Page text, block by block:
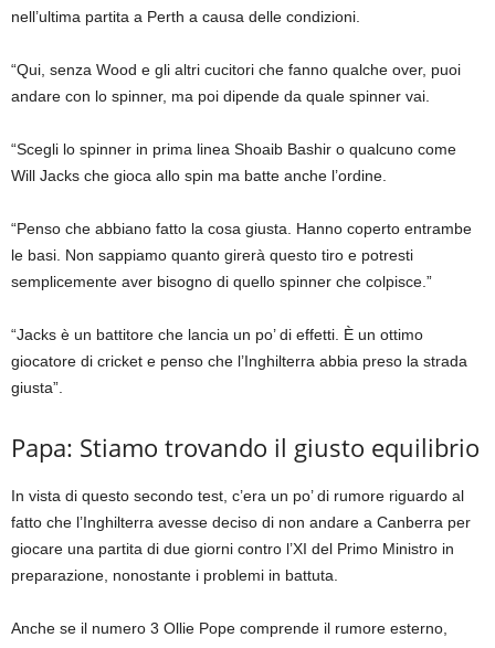
nell’ultima partita a Perth a causa delle condizioni.
“Qui, senza Wood e gli altri cucitori che fanno qualche over, puoi
andare con lo spinner, ma poi dipende da quale spinner vai.
“Scegli lo spinner in prima linea Shoaib Bashir o qualcuno come
Will Jacks che gioca allo spin ma batte anche l’ordine.
“Penso che abbiano fatto la cosa giusta. Hanno coperto entrambe
le basi. Non sappiamo quanto girerà questo tiro e potresti
semplicemente aver bisogno di quello spinner che colpisce.”
“Jacks è un battitore che lancia un po’ di effetti. È un ottimo
giocatore di cricket e penso che l’Inghilterra abbia preso la strada
giusta”.
Papa: Stiamo trovando il giusto equilibrio
In vista di questo secondo test, c’era un po’ di rumore riguardo al
fatto che l’Inghilterra avesse deciso di non andare a Canberra per
giocare una partita di due giorni contro l’XI del Primo Ministro in
preparazione, nonostante i problemi in battuta.
Anche se il numero 3 Ollie Pope comprende il rumore esterno,